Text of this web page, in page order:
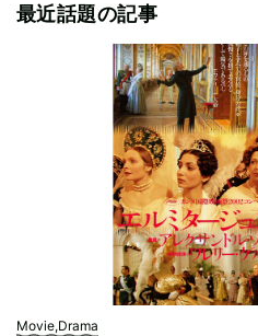
最近話題の記事
Movie,Drama